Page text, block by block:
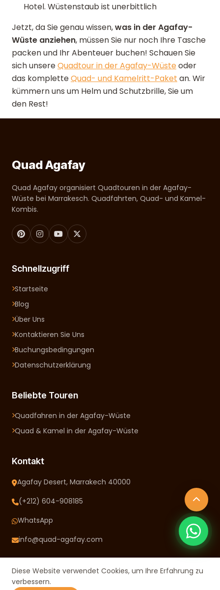
Hotel. Wüstenstaub ist unerbittlich
Jetzt, da Sie genau wissen,was in der Agafay-
Wüste anziehen, müssen Sie nur noch Ihre Tasche
packen und Ihr Abenteuer buchen! Schauen Sie
sich unsereQuadtour in der Agafay-Wüsteoder
das kompletteQuad- und Kamelritt-Paket an. Wir
kümmern uns um Helm und Schutzbrille, Sie um
den Rest!
Quad Agafay
Quad Agafay organisiert Quadtouren in der Agafay-
Wüste bei Marrakesch. Quadfahrten, Quad- und Kamel-
Kombis.
Schnellzugriff
Startseite
Blog
Über Uns
Kontaktieren Sie Uns
Buchungsbedingungen
Datenschutzerklärung
Beliebte Touren
Quadfahren in der Agafay-Wüste
Quad & Kamel in der Agafay-Wüste
Kontakt
Agafay Desert, Marrakech 40000
(+212) 604-908185
WhatsApp
info@quad-agafay.com
Diese Website verwendet Cookies, um Ihre Erfahrung zu
verbessern.